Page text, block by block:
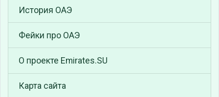
История ОАЭ
Фейки про ОАЭ
О проекте Emirates.SU
Карта сайта